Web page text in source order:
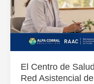
El Centro de
Red Asistencial